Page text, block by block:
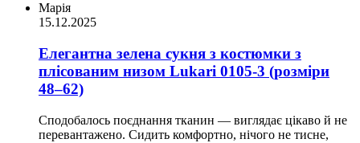
Марія
15.12.2025
Елегантна зелена сукня з костюмки з
плісованим низом Lukari 0105-3 (розміри
48–62)
Сподобалось поєднання тканин — виглядає цікаво й не
перевантажено. Сидить комфортно, нічого не тисне,